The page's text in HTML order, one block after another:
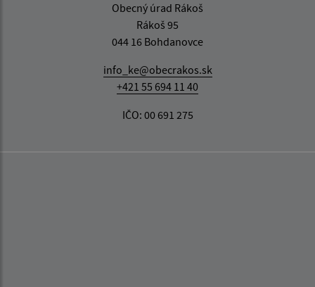
Obecný úrad Rákoš
Rákoš 95
044 16 Bohdanovce
info_ke@obecrakos.sk
+421 55 694 11 40
IČO: 00 691 275